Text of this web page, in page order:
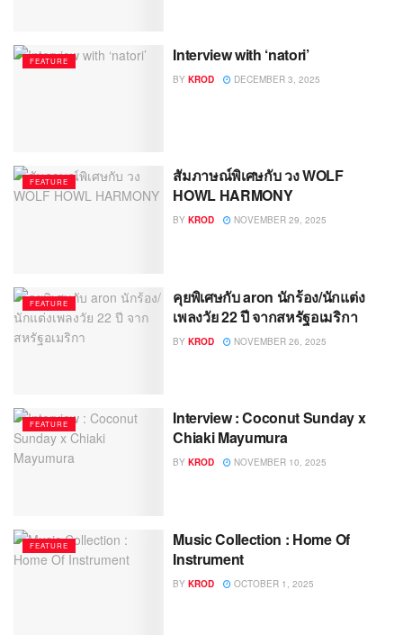
FEATURE Interview with ‘natori’
BY KROD DECEMBER 3, 2025
FEATURE
สัมภาษณ์พิเศษกับ วง WOLF
HOWL HARMONY
BY KROD NOVEMBER 29, 2025
FEATURE
คุยพิเศษกับ aron นักร้อง/นักแต่ง
เพลงวัย 22 ปี จากสหรัฐอเมริกา
BY KROD NOVEMBER 26, 2025
FEATURE
Interview : Coconut Sunday x
Chiaki Mayumura
BY KROD NOVEMBER 10, 2025
FEATURE
Music Collection : Home Of
Instrument
BY KROD OCTOBER 1, 2025